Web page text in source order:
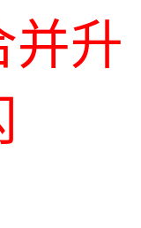
并升